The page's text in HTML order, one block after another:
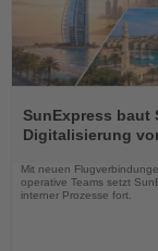
Sie
die
Nachrichten
SunExpress baut
Digitalisierung
Mit neuen
operative Teams setzt
interner Prozesse fort.